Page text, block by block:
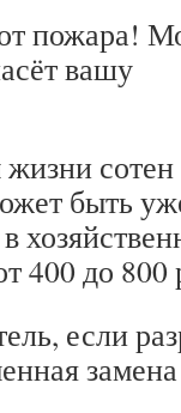
пожара!
вашу
жизни
быть
400 до
если